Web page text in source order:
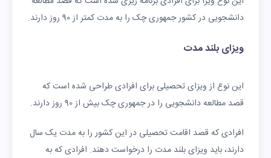
دانشجویی در کشور جمهوری چک را به مدت کمتر از 90 روز دارند.
ویزای بلند مدت
این نوع از ویزای تحصیلی برای افرادی طراحی شده است که
قصد مطالعه دانشجویی را در جمهوری چک بیش از 90 روز دارند.
افرادی که قصد اقامت تحصیلی در این کشور را به مدت یک سال
دارند، باید ویزای بلند مدت را درخواست دهند. افرادی که به